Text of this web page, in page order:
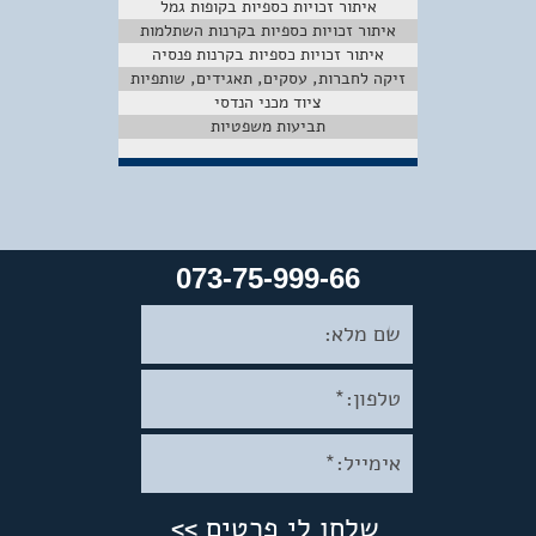
איתור זכויות כספיות בקופות גמל
איתור זכויות כספיות בקרנות השתלמות
איתור זכויות כספיות בקרנות פנסיה
זיקה לחברות, עסקים, תאגידים, שותפיות
ציוד מכני הנדסי
תביעות משפטיות
073-75-999-66